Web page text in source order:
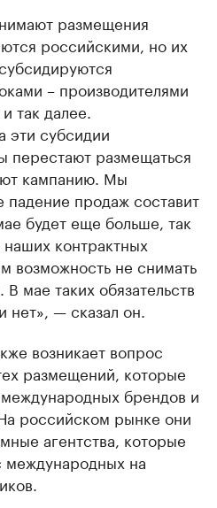
размещения
российскими, но их
– производителями
так далее.
эти субсидии
перестают размещаться
кампанию. Мы
продаж составит
будет еще больше, так
контрактных
возможность не снимать
мае таких обязательств
нет», — сказал он.
возникает вопрос
размещений, которые
брендов и
российском рынке они
агентства, которые
международных на